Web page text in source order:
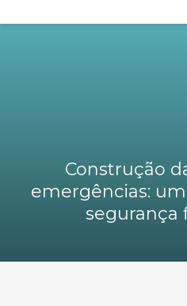
Construção
emergências:
segurança